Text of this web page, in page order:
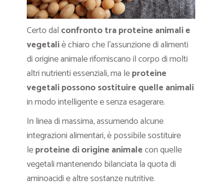
Certo dal confronto tra proteine animali e
vegetaliè chiaro che l’assunzione di alimenti
di origine animale riforniscano il corpo di molti
altri nutrienti essenziali, ma leproteine
vegetali possono sostituire quelle animali
in modo intelligente e senza esagerare.
In linea di massima, assumendo alcune
integrazioni alimentari, è possibile sostituire
leproteine di origine animalecon quelle
vegetali mantenendo bilanciata la quota di
aminoacidi e altre sostanze nutritive.